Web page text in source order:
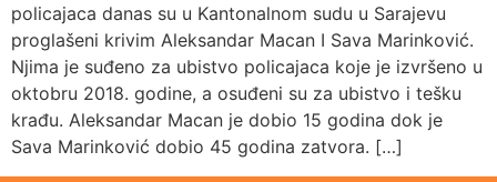
policajaca danas su u Kantonalnom sudu u Sarajevu
proglašeni krivim Aleksandar Macan I Sava Marinković.
Njima je suđeno za ubistvo policajaca koje je izvršeno u
oktobru 2018. godine, a osuđeni su za ubistvo i tešku
krađu. Aleksandar Macan je dobio 15 godina dok je
Sava Marinković dobio 45 godina zatvora. […]